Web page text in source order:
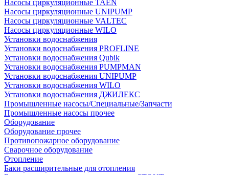
Насосы циркуляционные TAEN
Насосы циркуляционные UNIPUMP
Насосы циркуляционные VALTEC
Насосы циркуляционные WILO
Установки водоснабжения
Установки водоснабжения PROFLINE
Установки водоснабжения Qubik
Установки водоснабжения PUMPMAN
Установки водоснабжения UNIPUMP
Установки водоснабжения WILO
Установки водоснабжения ДЖИЛЕКС
Промышленные насосы/Специальные/Запчасти
Промышленные насосы прочее
Оборудование
Оборудование прочее
Противопожарное оборудование
Сварочное оборудование
Отопление
Баки расширительные для отопления